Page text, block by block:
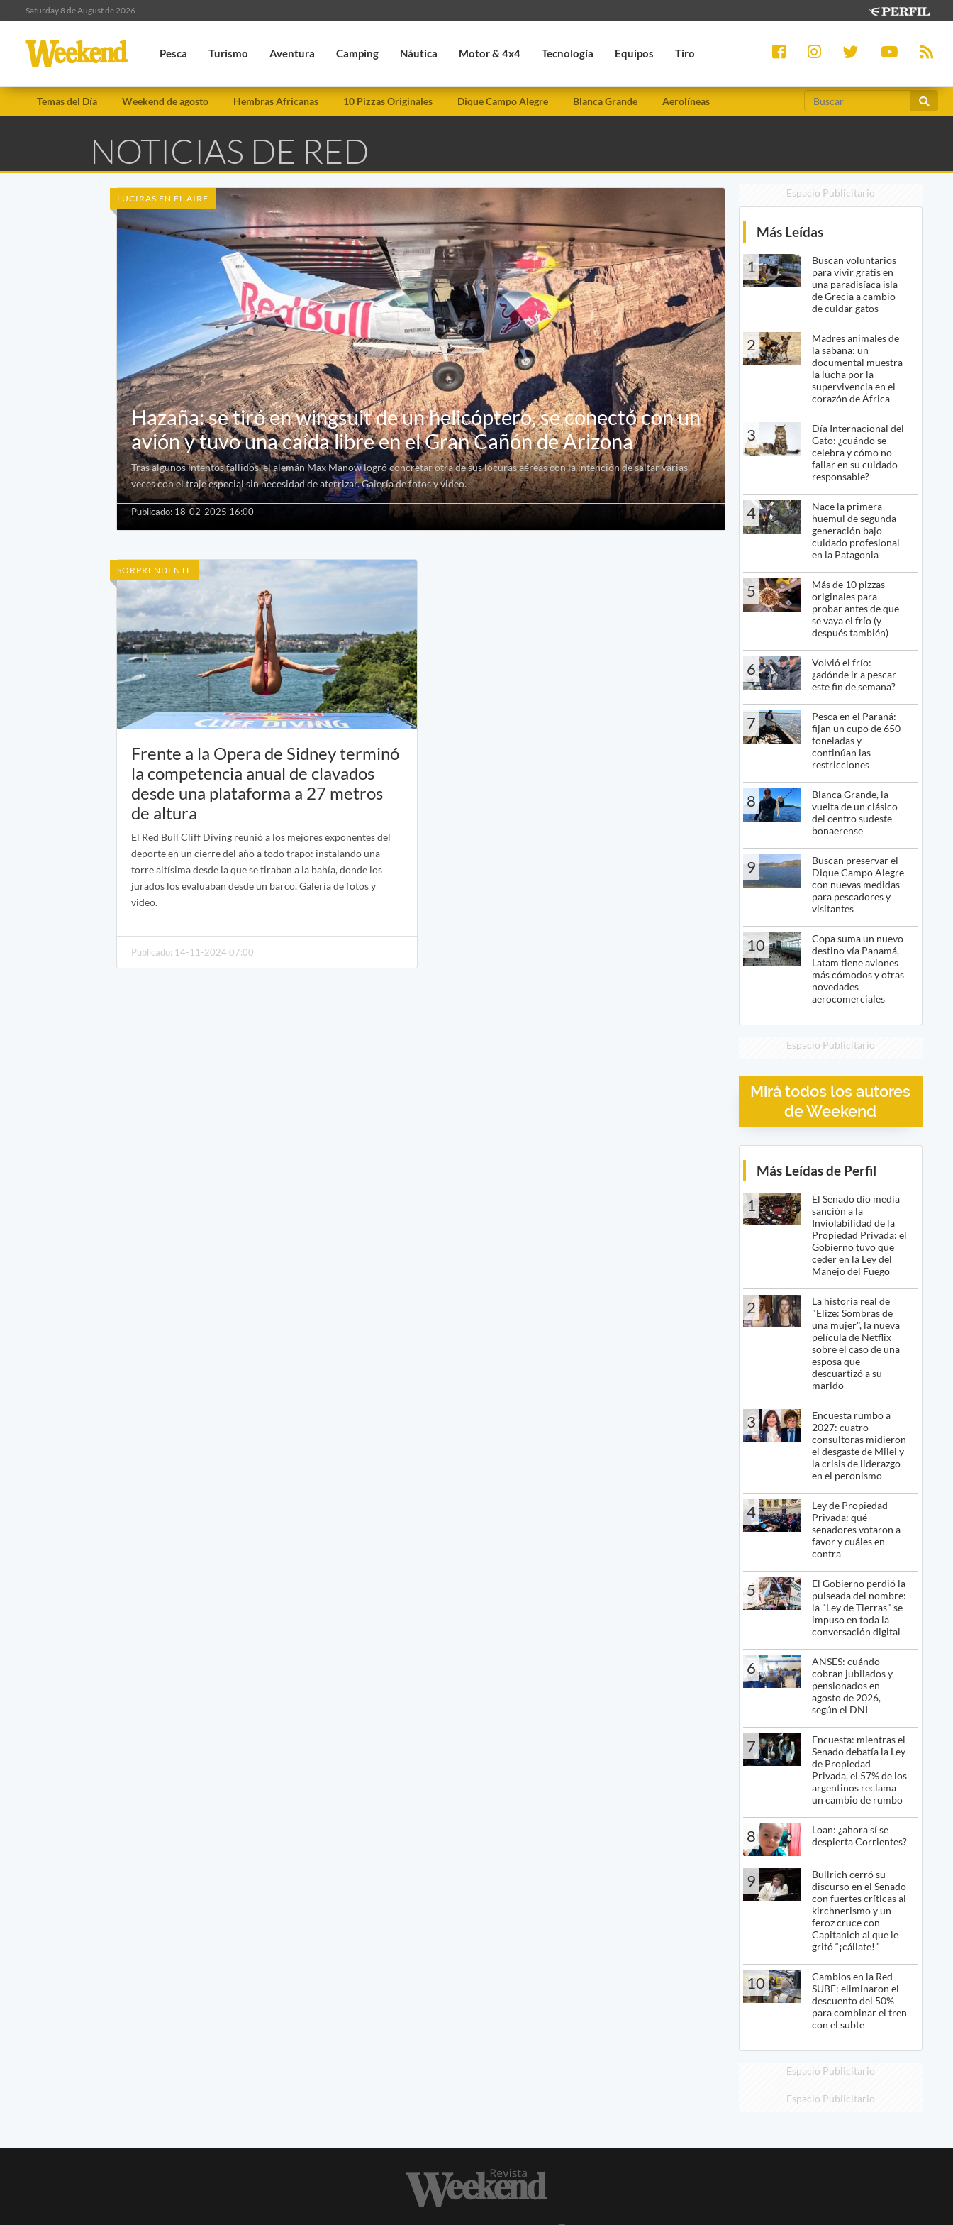
Saturday 8 de August de 2026
Pesca Turismo Aventura Camping Náutica Motor & 4x4 Tecnología Equipos Tiro
Temas del Día Weekend de agosto Hembras Africanas 10 Pizzas Originales Dique Campo Alegre Blanca Grande Aerolíneas
NOTICIAS DE RED
LUCIRAS EN EL AIRE
Hazaña: se tiró en wingsuit de un helicóptero, se conectó con un
avión y tuvo una caída libre en el Gran Cañón de Arizona
Tras algunos intentos fallidos, el alemán Max Manow logró concretar otra de sus locuras aéreas con la intención de saltar varias
veces con el traje especial sin necesidad de aterrizar. Galería de fotos y video.
Publicado: 18-02-2025 16:00
SORPRENDENTE
Frente a la Opera de Sidney terminó
la competencia anual de clavados
desde una plataforma a 27 metros
de altura
El Red Bull Cliff Diving reunió a los mejores exponentes del
deporte en un cierre del año a todo trapo: instalando una
torre altísima desde la que se tiraban a la bahía, donde los
jurados los evaluaban desde un barco. Galería de fotos y
video.
Publicado: 14-11-2024 07:00
Espacio Publicitario
Más Leídas
1
Buscan voluntarios
para vivir gratis en
una paradisíaca isla
de Grecia a cambio
de cuidar gatos
2
Madres animales de
la sabana: un
documental muestra
la lucha por la
supervivencia en el
corazón de África
3
Día Internacional del
Gato: ¿cuándo se
celebra y cómo no
fallar en su cuidado
responsable?
4
Nace la primera
huemul de segunda
generación bajo
cuidado profesional
en la Patagonia
5
Más de 10 pizzas
originales para
probar antes de que
se vaya el frío (y
después también)
6
Volvió el frío:
¿adónde ir a pescar
este fin de semana?
7
Pesca en el Paraná:
fijan un cupo de 650
toneladas y
continúan las
restricciones
8
Blanca Grande, la
vuelta de un clásico
del centro sudeste
bonaerense
9
Buscan preservar el
Dique Campo Alegre
con nuevas medidas
para pescadores y
visitantes
10
Copa suma un nuevo
destino vía Panamá,
Latam tiene aviones
más cómodos y otras
novedades
aerocomerciales
Espacio Publicitario
Mirá todos los autores
de Weekend
Más Leídas de Perfil
1
El Senado dio media
sanción a la
Inviolabilidad de la
Propiedad Privada: el
Gobierno tuvo que
ceder en la Ley del
Manejo del Fuego
2
La historia real de
"Elize: Sombras de
una mujer", la nueva
película de Netflix
sobre el caso de una
esposa que
descuartizó a su
marido
3
Encuesta rumbo a
2027: cuatro
consultoras midieron
el desgaste de Milei y
la crisis de liderazgo
en el peronismo
4
Ley de Propiedad
Privada: qué
senadores votaron a
favor y cuáles en
contra
5
El Gobierno perdió la
pulseada del nombre:
la "Ley de Tierras" se
impuso en toda la
conversación digital
6
ANSES: cuándo
cobran jubilados y
pensionados en
agosto de 2026,
según el DNI
7
Encuesta: mientras el
Senado debatía la Ley
de Propiedad
Privada, el 57% de los
argentinos reclama
un cambio de rumbo
8
Loan: ¿ahora sí se
despierta Corrientes?
9
Bullrich cerró su
discurso en el Senado
con fuertes críticas al
kirchnerismo y un
feroz cruce con
Capitanich al que le
gritó “¡cállate!”
10
Cambios en la Red
SUBE: eliminaron el
descuento del 50%
para combinar el tren
con el subte
Espacio Publicitario
Espacio Publicitario